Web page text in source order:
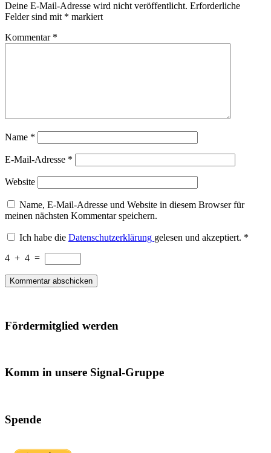
Deine E-Mail-Adresse wird nicht veröffentlicht. Erforderliche
Felder sind mit * markiert
Kommentar *
Name *
E-Mail-Adresse *
Website
Name, E-Mail-Adresse und Website in diesem Browser für
meinen nächsten Kommentar speichern.
Ich habe die Datenschutzerklärung gelesen und akzeptiert. *
4 + 4 =
Fördermitglied werden
Komm in unsere Signal-Gruppe
Spende